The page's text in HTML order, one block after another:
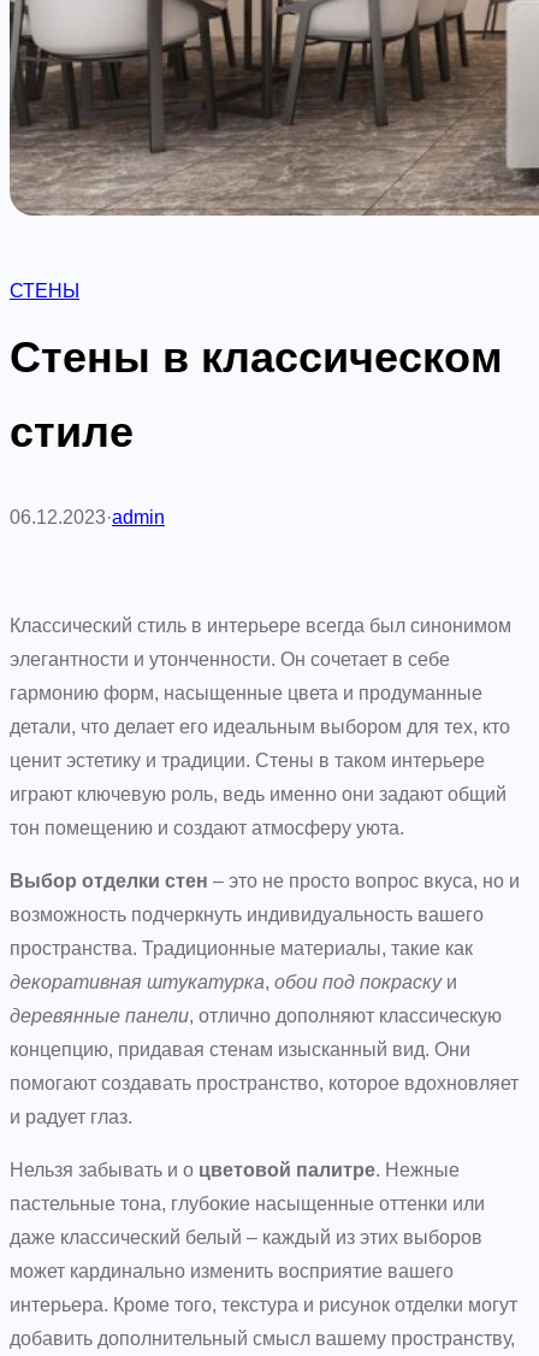
СТЕНЫ
Стены в классическом
стиле
06.12.2023·admin
Классический стиль в интерьере всегда был синонимом
элегантности и утонченности. Он сочетает в себе
гармонию форм, насыщенные цвета и продуманные
детали, что делает его идеальным выбором для тех, кто
ценит эстетику и традиции. Стены в таком интерьере
играют ключевую роль, ведь именно они задают общий
тон помещению и создают атмосферу уюта.
Выбор отделки стен – это не просто вопрос вкуса, но и
возможность подчеркнуть индивидуальность вашего
пространства. Традиционные материалы, такие как
декоративная штукатурка, обои под покраскуи
деревянные панели, отлично дополняют классическую
концепцию, придавая стенам изысканный вид. Они
помогают создавать пространство, которое вдохновляет
и радует глаз.
Нельзя забывать и о цветовой палитре. Нежные
пастельные тона, глубокие насыщенные оттенки или
даже классический белый – каждый из этих выборов
может кардинально изменить восприятие вашего
интерьера. Кроме того, текстура и рисунок отделки могут
добавить дополнительный смысл вашему пространству,